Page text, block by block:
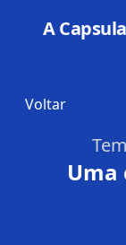
A
Voltar
Uma